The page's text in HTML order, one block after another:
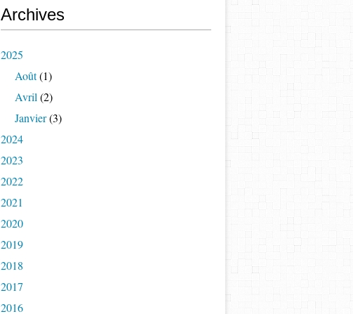
Archives
2025
Août(1)
Avril (2)
Janvier(3)
2024
2023
2022
2021
2020
2019
2018
2017
2016